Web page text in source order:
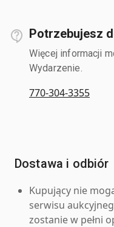
Potrzebujesz
Więcej informacji
Wydarzenie.
770-304-3355
Dostawa i odbiór
Kupujący nie
serwisu
zostanie w pełni